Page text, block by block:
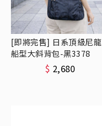
[即將完售] 日系頂級尼龍
船型大斜背包-黑3378
$ 2,680